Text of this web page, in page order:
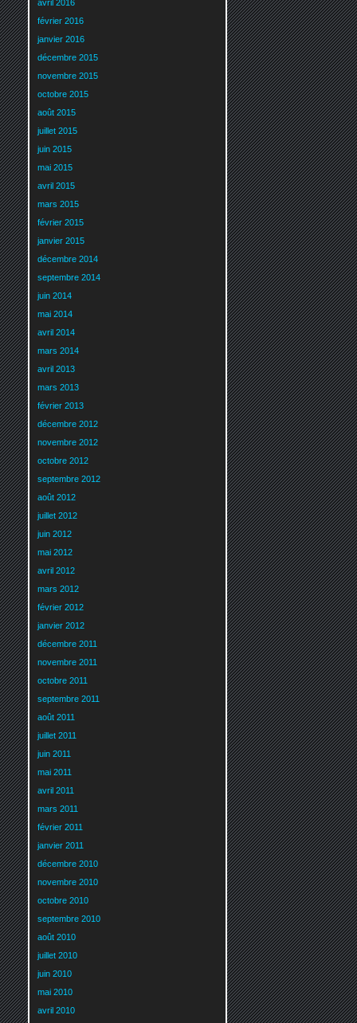
avril 2016
février 2016
janvier 2016
décembre 2015
novembre 2015
octobre 2015
août 2015
juillet 2015
juin 2015
mai 2015
avril 2015
mars 2015
février 2015
janvier 2015
décembre 2014
septembre 2014
juin 2014
mai 2014
avril 2014
mars 2014
avril 2013
mars 2013
février 2013
décembre 2012
novembre 2012
octobre 2012
septembre 2012
août 2012
juillet 2012
juin 2012
mai 2012
avril 2012
mars 2012
février 2012
janvier 2012
décembre 2011
novembre 2011
octobre 2011
septembre 2011
août 2011
juillet 2011
juin 2011
mai 2011
avril 2011
mars 2011
février 2011
janvier 2011
décembre 2010
novembre 2010
octobre 2010
septembre 2010
août 2010
juillet 2010
juin 2010
mai 2010
avril 2010